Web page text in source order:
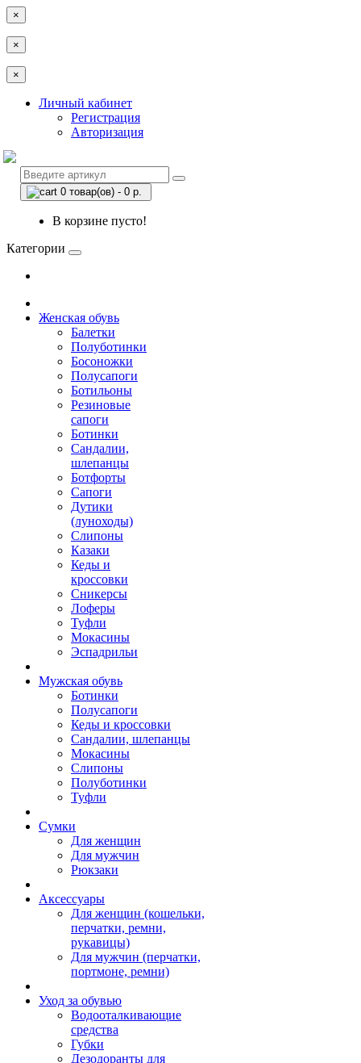
×
×
×
Личный кабинет
Регистрация
Авторизация
0 товар(ов) - 0 р.
В корзине пусто!
Категории
Женская обувь
Балетки
Полуботинки
Босоножки
Полусапоги
Ботильоны
Резиновые
сапоги
Ботинки
Сандалии,
шлепанцы
Ботфорты
Сапоги
Дутики
(луноходы)
Слипоны
Казаки
Кеды и
кроссовки
Сникерсы
Лоферы
Туфли
Мокасины
Эспадрильи
Мужская обувь
Ботинки
Полусапоги
Кеды и кроссовки
Сандалии, шлепанцы
Мокасины
Слипоны
Полуботинки
Туфли
Сумки
Для женщин
Для мужчин
Рюкзаки
Аксессуары
Для женщин (кошельки,
перчатки, ремни,
рукавицы)
Для мужчин (перчатки,
портмоне, ремни)
Уход за обувью
Водооталкивающие
средства
Губки
Дезодоранты для